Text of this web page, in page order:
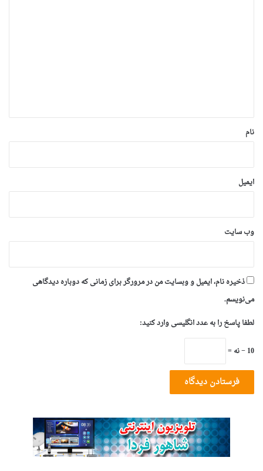
نام
ایمیل
وب‌ سایت
ذخیره نام، ایمیل و وبسایت من در مرورگر برای زمانی که دوباره دیدگاهی
می‌نویسم.
لطفا پاسخ را به عدد انگلیسی وارد کنید:
10 − نه =